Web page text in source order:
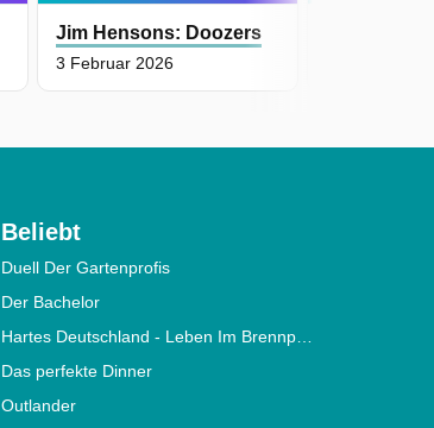
Jim Hensons: Doozers
3 Februar 2026
Beliebt
Duell Der Gartenprofis
Der Bachelor
Hartes Deutschland - Leben Im Brennpunkt
Das perfekte Dinner
Outlander